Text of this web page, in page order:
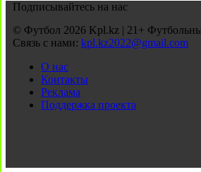
Подписывайтесь на нас
© Футбол 2026 Kpl.kz | 21+
Связь с нами: kpl.kz2022@gmail.com
О нас
Контакты
Реклама
Поддержка проекта